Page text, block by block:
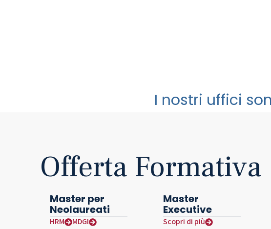
I nostri uffici
Offerta Formativa
Master per
Neolaureati
HRM MDGI
Master
Executive
Scopri di più